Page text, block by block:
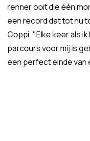
renner ooit die één
een record dat tot nu
Coppi. "Elke keer als
parcours voor mij is
een perfect einde van